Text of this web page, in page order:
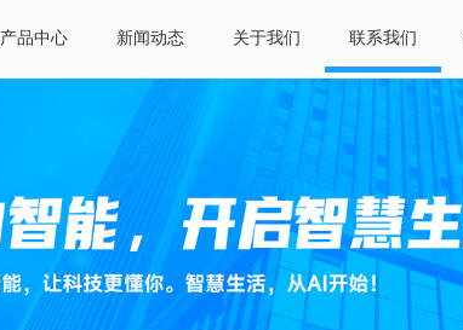
产品中心 新闻动态 关于我们 联系我们